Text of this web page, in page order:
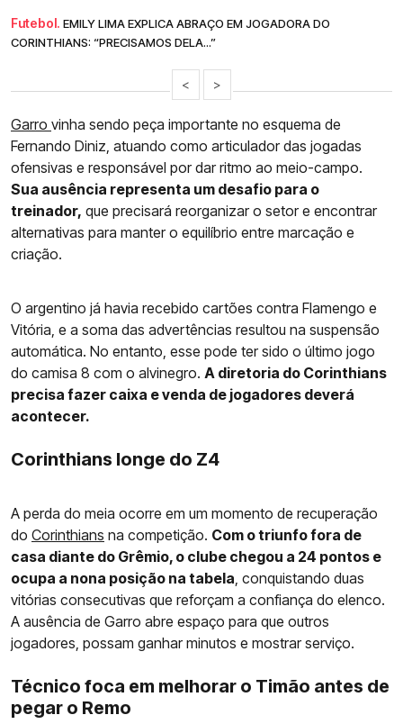
Futebol. EMILY LIMA EXPLICA ABRAÇO EM JOGADORA DO
CORINTHIANS: “PRECISAMOS DELA...”
< >
Garro vinha sendo peça importante no esquema de
Fernando Diniz, atuando como articulador das jogadas
ofensivas e responsável por dar ritmo ao meio-campo.
Sua ausência representa um desafio para o
treinador, que precisará reorganizar o setor e encontrar
alternativas para manter o equilíbrio entre marcação e
criação.
O argentino já havia recebido cartões contra Flamengo e
Vitória, e a soma das advertências resultou na suspensão
automática. No entanto, esse pode ter sido o último jogo
do camisa 8 com o alvinegro. A diretoria do Corinthians
precisa fazer caixa e venda de jogadores deverá
acontecer.
Corinthians longe do Z4
A perda do meia ocorre em um momento de recuperação
do Corinthians na competição. Com o triunfo fora de
casa diante do Grêmio, o clube chegou a 24 pontos e
ocupa a nona posição na tabela , conquistando duas
vitórias consecutivas que reforçam a confiança do elenco.
A ausência de Garro abre espaço para que outros
jogadores, possam ganhar minutos e mostrar serviço.
Técnico foca em melhorar o Timão antes de
pegar o Remo